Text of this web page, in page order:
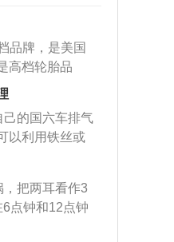
品牌，是美国
高档轮胎品
都有生产，这
。
的国六车排气
以利用铁丝或
取出来，如果
以采取应急措
木棍将所有的
置处，然后将
以将堵塞的东
把两耳看作3
点钟和12点钟
、双手握住